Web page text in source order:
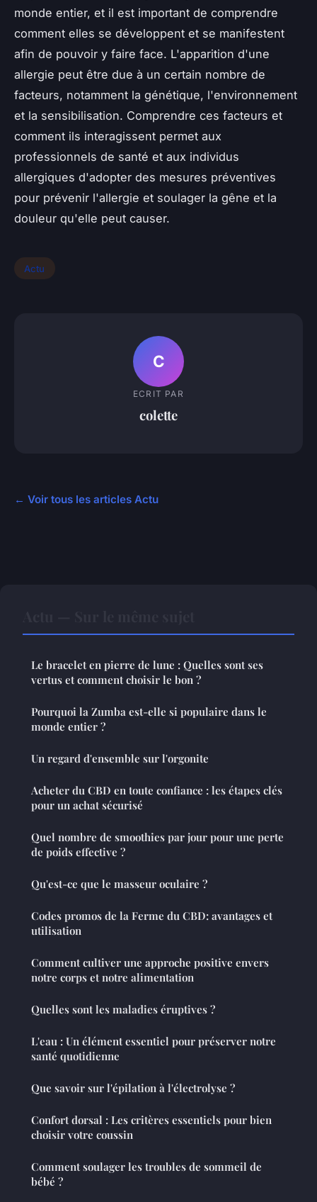
monde entier, et il est important de comprendre
comment elles se développent et se manifestent
afin de pouvoir y faire face. L'apparition d'une
allergie peut être due à un certain nombre de
facteurs, notamment la génétique, l'environnement
et la sensibilisation. Comprendre ces facteurs et
comment ils interagissent permet aux
professionnels de santé et aux individus
allergiques d'adopter des mesures préventives
pour prévenir l'allergie et soulager la gêne et la
douleur qu'elle peut causer.
Actu
C
ECRIT PAR
colette
← Voir tous les articles Actu
Le bracelet en pierre de lune : Quelles sont ses
vertus et comment choisir le bon ?
Pourquoi la Zumba est-elle si populaire dans le
monde entier ?
Un regard d'ensemble sur l'orgonite
Acheter du CBD en toute confiance : les étapes clés
pour un achat sécurisé
Quel nombre de smoothies par jour pour une perte
de poids effective ?
Qu'est-ce que le masseur oculaire ?
Codes promos de la Ferme du CBD: avantages et
utilisation
Comment cultiver une approche positive envers
notre corps et notre alimentation
Quelles sont les maladies éruptives ?
L'eau : Un élément essentiel pour préserver notre
santé quotidienne
Que savoir sur l'épilation à l'électrolyse ?
Confort dorsal : Les critères essentiels pour bien
choisir votre coussin
Comment soulager les troubles de sommeil de
bébé ?